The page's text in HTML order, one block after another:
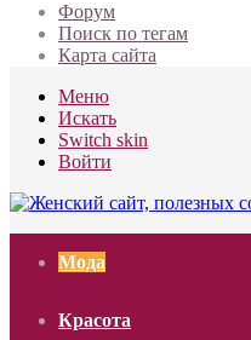
Форум
Поиск по тегам
Карта сайта
Меню
Искать
Switch skin
Войти
Мода
Красота